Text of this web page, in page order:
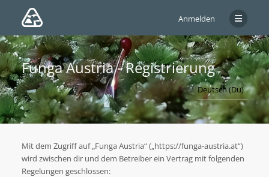
Anmelden
Funga Austria - Registrierung
Mit dem Zugriff auf „Funga Austria“ („https://funga-austria.at“)
wird zwischen dir und dem Betreiber ein Vertrag mit folgenden
Regelungen geschlossen: